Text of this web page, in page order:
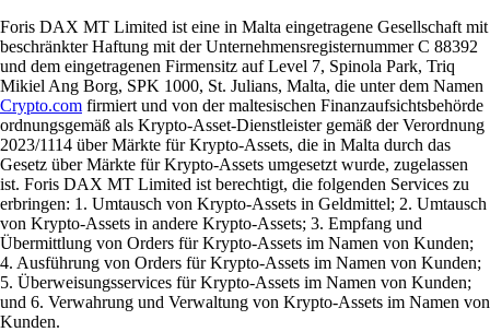
Foris DAX MT Limited ist eine in Malta eingetragene Gesellschaft mit
beschränkter Haftung mit der Unternehmensregisternummer C 88392
und dem eingetragenen Firmensitz auf Level 7, Spinola Park, Triq
Mikiel Ang Borg, SPK 1000, St. Julians, Malta, die unter dem Namen
Crypto.com firmiert und von der maltesischen Finanzaufsichtsbehörde
ordnungsgemäß als Krypto-Asset-Dienstleister gemäß der Verordnung
2023/1114 über Märkte für Krypto-Assets, die in Malta durch das
Gesetz über Märkte für Krypto-Assets umgesetzt wurde, zugelassen
ist. Foris DAX MT Limited ist berechtigt, die folgenden Services zu
erbringen: 1. Umtausch von Krypto-Assets in Geldmittel; 2. Umtausch
von Krypto-Assets in andere Krypto-Assets; 3. Empfang und
Übermittlung von Orders für Krypto-Assets im Namen von Kunden;
4. Ausführung von Orders für Krypto-Assets im Namen von Kunden;
5. Überweisungsservices für Krypto-Assets im Namen von Kunden;
und 6. Verwahrung und Verwaltung von Krypto-Assets im Namen von
Kunden.